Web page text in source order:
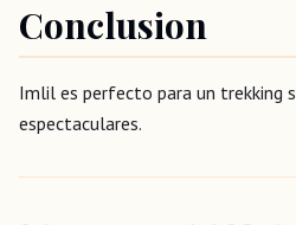
Conclusion
Imlil es perfecto para un trekking
espectaculares.